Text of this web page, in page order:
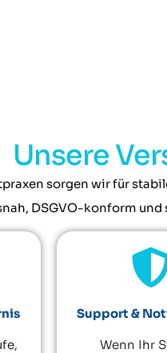
Unsere
sorgen wir für
DSGVO-konform und
Support &
Wenn Ihr